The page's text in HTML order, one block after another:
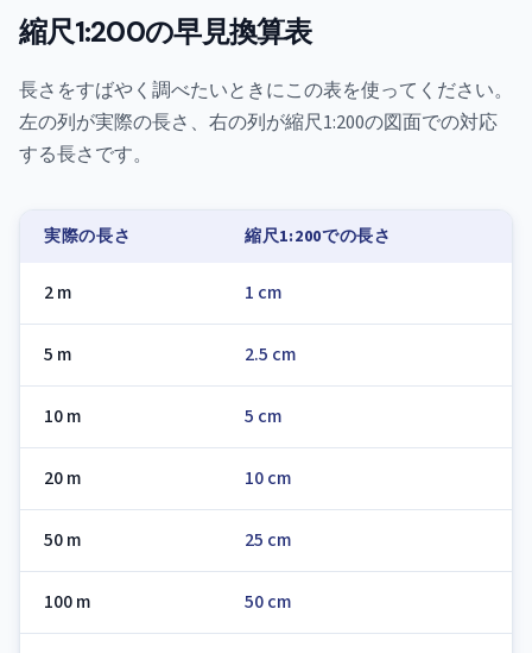
縮尺1:200の早見換算表
長さをすばやく調べたいときにこの表を使ってください。
左の列が実際の長さ、右の列が縮尺1:200の図面での対応
する長さです。
実際の長さ 縮尺1:200での長さ
2 m 1 cm
5 m 2.5 cm
10 m 5 cm
20 m 10 cm
50 m 25 cm
100 m 50 cm